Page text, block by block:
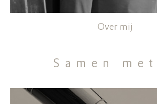
Over mij
Samen